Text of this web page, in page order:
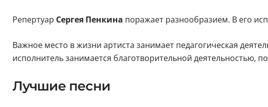
Репертуар Сергея Пенкина поражает разнообразием. В его
Важное место в жизни артиста занимает педагогическая
исполнитель занимается благотворительной деятельностью,
Лучшие песни